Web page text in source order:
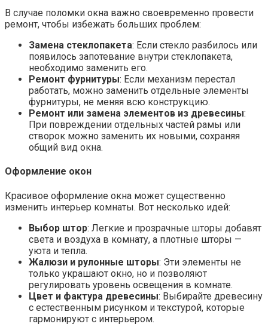
В случае поломки окна важно своевременно провести
ремонт, чтобы избежать больших проблем:
Замена стеклопакета: Если стекло разбилось или
появилось запотевание внутри стеклопакета,
необходимо заменить его.
Ремонт фурнитуры: Если механизм перестал
работать, можно заменить отдельные элементы
фурнитуры, не меняя всю конструкцию.
Ремонт или замена элементов из древесины:
При повреждении отдельных частей рамы или
створок можно заменить их новыми, сохраняя
общий вид окна.
Оформление окон
Красивое оформление окна может существенно
изменить интерьер комнаты. Вот несколько идей:
Выбор штор: Легкие и прозрачные шторы добавят
света и воздуха в комнату, а плотные шторы —
уюта и тепла.
Жалюзи и рулонные шторы: Эти элементы не
только украшают окно, но и позволяют
регулировать уровень освещения в комнате.
Цвет и фактура древесины: Выбирайте древесину
с естественным рисунком и текстурой, которые
гармонируют с интерьером.